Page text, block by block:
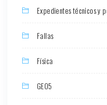
Expedientes técnicos y
Fallas
Física
GEO5